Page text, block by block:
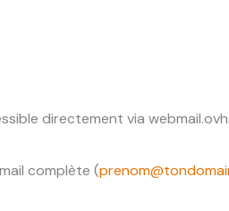
directement via
complète (